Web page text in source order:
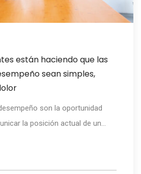
están haciendo que las
sean simples,
son la oportunidad
la posición actual de un...